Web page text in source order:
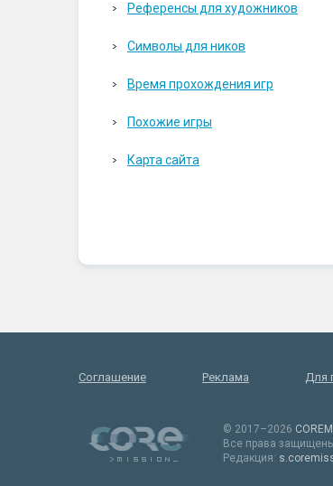
Референсы для художников
Символы для ников
Время прохождения игр
Похожие игры
Карта сайта
Соглашение Реклама Для
© 2017–2026
Все права
Редакция: